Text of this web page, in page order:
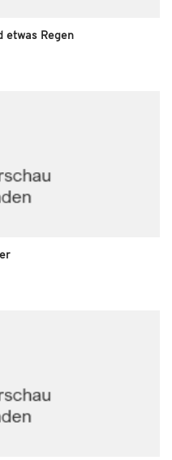
etwas Regen